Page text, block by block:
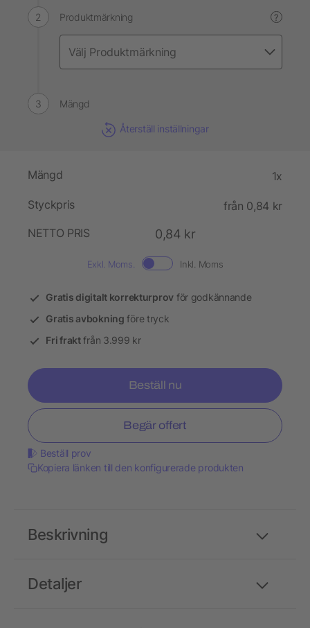
Produktmärkning ?
Mängd
Återställ inställningar
Mängd 1x
Styckpris
från 0,84 kr
NETTO PRIS
0,84 kr
Exkl. Moms. Inkl. Moms
Gratis digitalt korrekturprov för godkännande
Gratis avbokning före tryck
Fri fraktfrån 3.999 kr
Beställ nu
Begär offert
Beställ prov
Kopiera länken till den konfigurerade produkten
Detaljer
Beskrivning